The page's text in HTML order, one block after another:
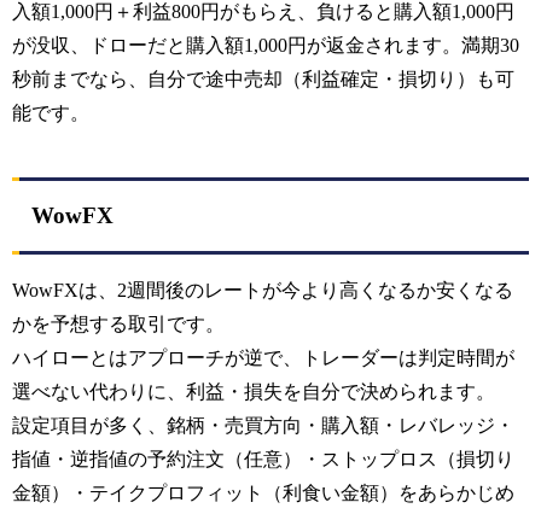
入額1,000円＋利益800円がもらえ、負けると購入額1,000円
が没収、ドローだと購入額1,000円が返金されます。満期30
秒前までなら、自分で途中売却（利益確定・損切り）も可
能です。
WowFX
WowFXは、2週間後のレートが今より高くなるか安くなる
かを予想する取引です。
ハイローとはアプローチが逆で、トレーダーは判定時間が
選べない代わりに、利益・損失を自分で決められます。
設定項目が多く、銘柄・売買方向・購入額・レバレッジ・
指値・逆指値の予約注文（任意）・ストップロス（損切り
金額）・テイクプロフィット（利食い金額）をあらかじめ